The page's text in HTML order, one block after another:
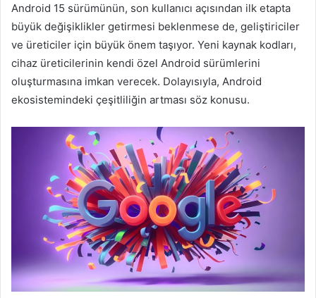
Android 15 sürümünün, son kullanıcı açısından ilk etapta
büyük değişiklikler getirmesi beklenmese de, geliştiriciler
ve üreticiler için büyük önem taşıyor. Yeni kaynak kodları,
cihaz üreticilerinin kendi özel Android sürümlerini
oluşturmasına imkan verecek. Dolayısıyla, Android
ekosistemindeki çeşitliliğin artması söz konusu.